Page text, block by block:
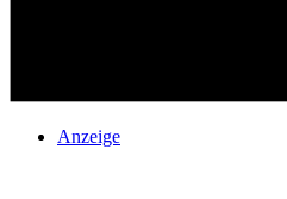
Anzeige